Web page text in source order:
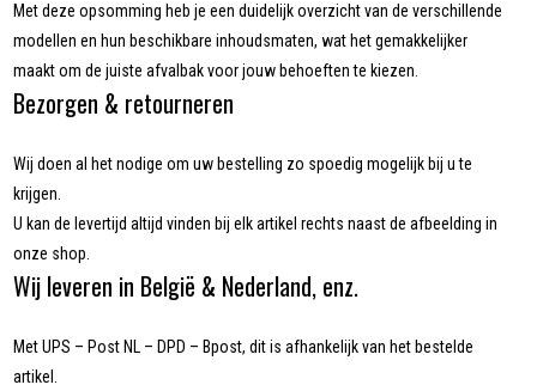
Met deze opsomming heb je een duidelijk overzicht van de verschillende
modellen en hun beschikbare inhoudsmaten, wat het gemakkelijker
maakt om de juiste afvalbak voor jouw behoeften te kiezen.
Bezorgen & retourneren
Wij doen al het nodige om uw bestelling zo spoedig mogelijk bij u te
krijgen.
U kan de levertijd altijd vinden bij elk artikel rechts naast de afbeelding in
onze shop.
Wij leveren in België & Nederland, enz.
Met UPS – Post NL – DPD – Bpost, dit is afhankelijk van het bestelde
artikel.